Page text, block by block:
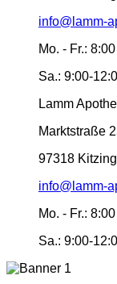
info@lamm-
Mo. - Fr.:
Sa.: 9:00-
Lamm
Marktstraße
97318
info@lamm-
Mo. - Fr.:
Sa.: 9:00-